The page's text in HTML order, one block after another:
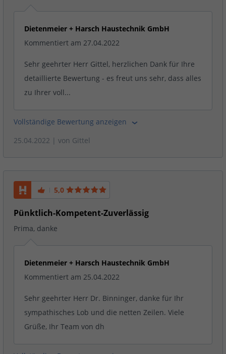
Dietenmeier + Harsch Haustechnik GmbH
Kommentiert am 27.04.2022
Sehr geehrter Herr Gittel, herzlichen Dank für Ihre
detaillierte Bewertung - es freut uns sehr, dass alles
zu Ihrer voll...
Vollständige Bewertung anzeigen
25.04.2022 | von Gittel
5,0
Pünktlich-Kompetent-Zuverlässig
Prima, danke
Dietenmeier + Harsch Haustechnik GmbH
Kommentiert am 25.04.2022
Sehr geehrter Herr Dr. Binninger, danke für Ihr
sympathisches Lob und die netten Zeilen. Viele
Grüße, Ihr Team von dh